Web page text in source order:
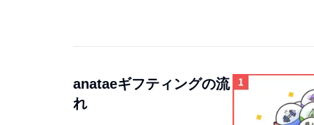
anataeギフティングの流
れ